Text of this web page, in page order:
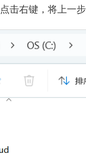
击右键，将上一